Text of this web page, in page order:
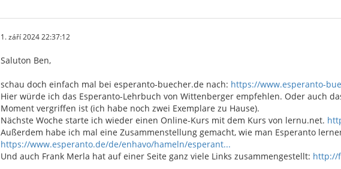
1. září 2024 22:37:12
Saluton Ben,
schau doch einfach mal bei esperanto-buecher.de nach: https://www.esperanto-
Hier würde ich das Esperanto-Lehrbuch von Wittenberger empfehlen. Oder auch
Moment vergriffen ist (ich habe noch zwei Exemplare zu Hause).
Nächste Woche starte ich wieder einen Online-Kurs mit dem Kurs von lernu.net.
Außerdem habe ich mal eine Zusammenstellung gemacht, wie man Esperanto
https://www.esperanto.de/de/enhavo/hameln/esperant...
Und auch Frank Merla hat auf einer Seite ganz viele Links zusammengestellt: http://